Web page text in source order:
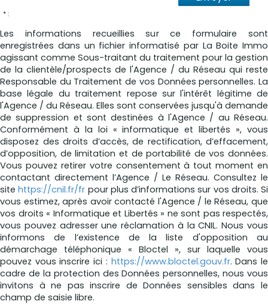
* :
Les informations recueillies sur ce formulaire sont
enregistrées dans un fichier informatisé par La Boite Immo
agissant comme Sous-traitant du traitement pour la gestion
de la clientèle/prospects de l'Agence / du Réseau qui reste
Responsable du Traitement de vos Données personnelles. La
base légale du traitement repose sur l'intérêt légitime de
l'Agence / du Réseau. Elles sont conservées jusqu'à demande
de suppression et sont destinées à l'Agence / au Réseau.
Conformément à la loi « informatique et libertés », vous
disposez des droits d’accès, de rectification, d’effacement,
d’opposition, de limitation et de portabilité de vos données.
Vous pouvez retirer votre consentement à tout moment en
contactant directement l’Agence / Le Réseau. Consultez le
sitehttps://cnil.fr/fr pour plus d’informations sur vos droits. Si
vous estimez, après avoir contacté l'Agence / le Réseau, que
vos droits « Informatique et Libertés » ne sont pas respectés,
vous pouvez adresser une réclamation à la CNIL. Nous vous
informons de l’existence de la liste d'opposition au
démarchage téléphonique « Bloctel », sur laquelle vous
pouvez vous inscrire ici : https://www.bloctel.gouv.fr. Dans le
cadre de la protection des Données personnelles, nous vous
invitons à ne pas inscrire de Données sensibles dans le
champ de saisie libre.